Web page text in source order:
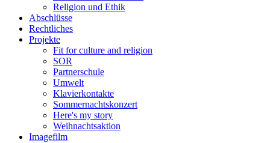
Religion und Ethik
Abschlüsse
Rechtliches
Projekte
Fit for culture and religion
SOR
Partnerschule
Umwelt
Klavierkontakte
Sommernachtskonzert
Here's my story
Weihnachtsaktion
Imagefilm